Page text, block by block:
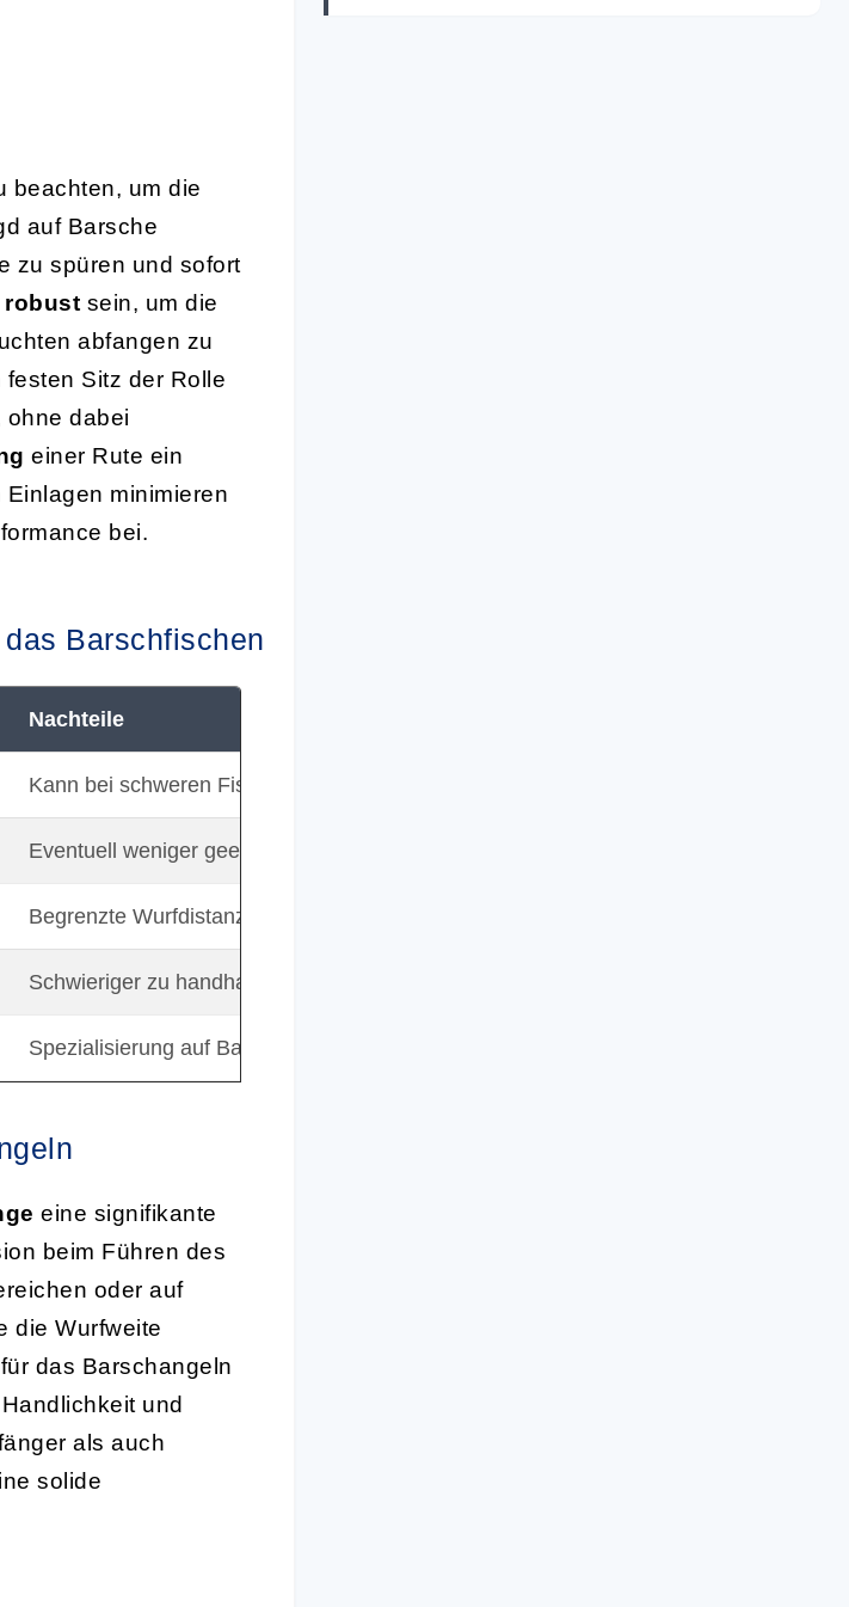
beachten, um die
auf Barsche
zu spüren und sofort
robust sein, um die
abfangen zu
Sitz der Rolle
ohne dabei
einer Rute ein
minimieren
bei.
Barschfischen
Nachteile
Kann bei schweren Fischen zu Brüchen führen
Eventuell weniger geeignet für große Köder
Begrenzte Wurfdistanz
Schwieriger zu handhaben bei wenig Platz
Spezialisierung auf Barschangeln kann Flexibilität einschränken
eine signifikante
beim Führen des
oder auf
die Wurfweite
das Barschangeln
und
als auch
solide